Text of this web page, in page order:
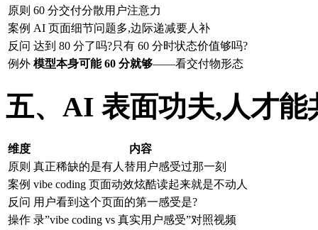
原则 60 分交付分散用户注意力
案例 AI 页面细节问题多,边际递减要人补
反问 达到 80 分了吗?只有 60 分时状态价值够吗?
例外 模型本身可能 60 分就够——看交付物形态
五、AI 表面功夫,人才能
维度
内容
原则 真正稀缺的是有人替用户感受过那一刻
案例 vibe coding 页面动效炫酷读起来就是不动人
反问 用户看到这个页面的第一感受是?
操作 录”vibe coding vs 真实用户感受”对照视频